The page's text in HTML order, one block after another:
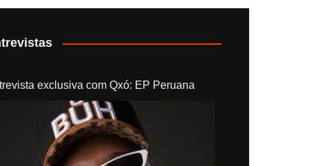
exclusiva com Qxó: EP Peruana